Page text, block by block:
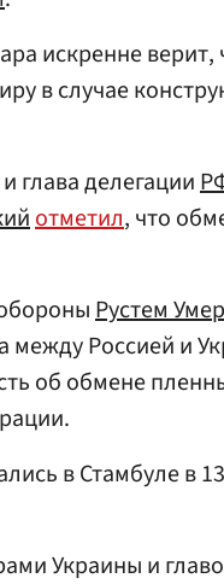
искренне верит,
в случае
глава делегации
отметил, что
Рустем
между Россией и
об обмене
в Стамбуле в
Украины и